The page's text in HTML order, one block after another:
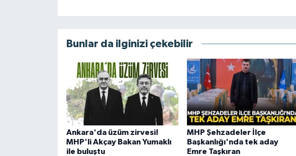
Bunlar da ilginizi çekebilir
Ankara'da üzüm zirvesi!
MHP'li Akçay Bakan Yumaklı
ile buluştu
MHP Şehzadeler İlçe
Başkanlığı'nda tek aday
Emre Taşkıran